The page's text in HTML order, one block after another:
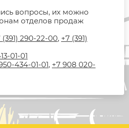
вопросы, их можно
отделов продаж
(391) 290-22-00, +7 (391)
01-01
434-01-01, +7 908 020-